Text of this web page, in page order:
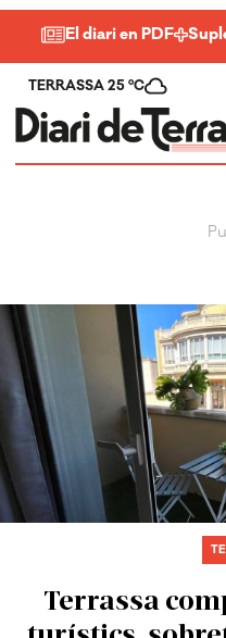
El diari en PDF
TERRASSA 25 ºC
Terrassa